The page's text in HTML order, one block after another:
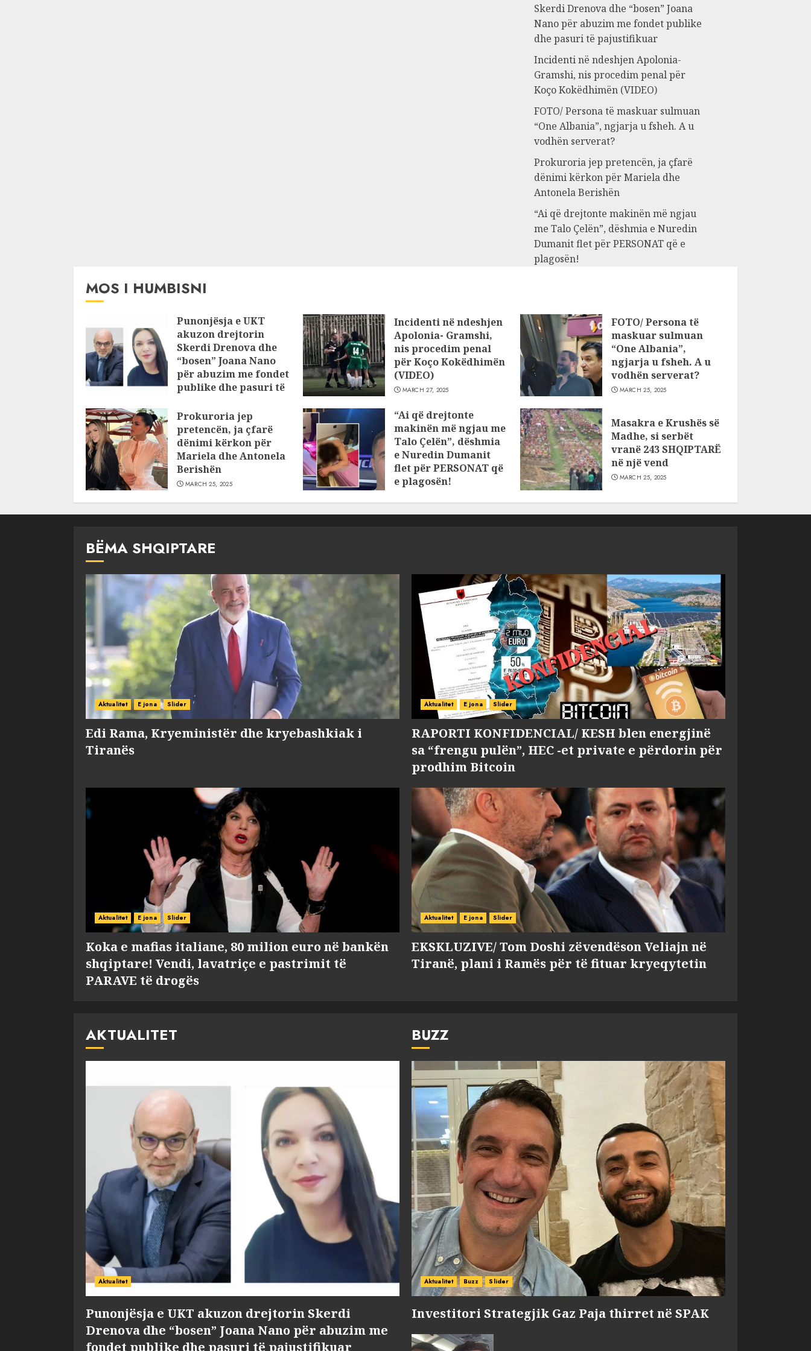
Skerdi Drenova dhe “bosen” Joana
Nano për abuzim me fondet publike
dhe pasuri të pajustifikuar
Incidenti në ndeshjen Apolonia-
Gramshi, nis procedim penal për
Koço Kokëdhimën (VIDEO)
FOTO/ Persona të maskuar sulmuan
“One Albania”, ngjarja u fsheh. A u
vodhën serverat?
Prokuroria jep pretencën, ja çfarë
dënimi kërkon për Mariela dhe
Antonela Berishën
“Ai që drejtonte makinën më ngjau
me Talo Çelën”, dëshmia e Nuredin
Dumanit flet për PERSONAT që e
plagosën!
MOS I HUMBISNI
Punonjësja e UKT
akuzon drejtorin
Skerdi Drenova dhe
“bosen” Joana Nano
për abuzim me fondet
publike dhe pasuri të
JULY 24, 2025
Incidenti në ndeshjen
Apolonia- Gramshi,
nis procedim penal
për Koço Kokëdhimën
(VIDEO)
MARCH 27, 2025
FOTO/ Persona të
maskuar sulmuan
“One Albania”,
ngjarja u fsheh. A u
vodhën serverat?
MARCH 25, 2025
Prokuroria jep
pretencën, ja çfarë
dënimi kërkon për
Mariela dhe Antonela
Berishën
MARCH 25, 2025
“Ai që drejtonte
makinën më ngjau me
Talo Çelën”, dëshmia
e Nuredin Dumanit
flet për PERSONAT që
e plagosën!
Masakra e Krushës së
Madhe, si serbët
vranë 243 SHQIPTARË
në një vend
MARCH 25, 2025
BËMA SHQIPTARE
Aktualitet E jona Slider
Edi Rama, Kryeministër dhe kryebashkiak i
Tiranës
Aktualitet E jona Slider
RAPORTI KONFIDENCIAL/ KESH blen energjinë
sa “frengu pulën”, HEC -et private e përdorin për
prodhim Bitcoin
Aktualitet E jona Slider
Koka e mafias italiane, 80 milion euro në bankën
shqiptare! Vendi, lavatriçe e pastrimit të
PARAVE të drogës
Aktualitet E jona Slider
EKSKLUZIVE/ Tom Doshi zëvendëson Veliajn në
Tiranë, plani i Ramës për të fituar kryeqytetin
AKTUALITET
Aktualitet
Punonjësja e UKT akuzon drejtorin Skerdi
Drenova dhe “bosen” Joana Nano për abuzim me
fondet publike dhe pasuri të pajustifikuar
BUZZ
Aktualitet Buzz Slider
Investitori Strategjik Gaz Paja thirret në SPAK